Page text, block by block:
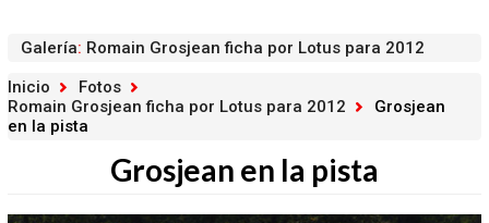
Galería: Romain Grosjean ficha por Lotus para 2012
Inicio
Fotos
Romain Grosjean ficha por Lotus para 2012
Grosjean
en la pista
Grosjean en la pista